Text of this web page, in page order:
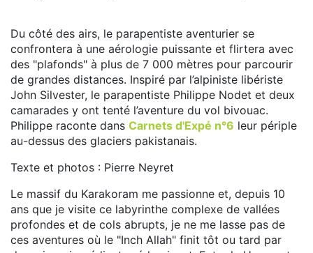
Du côté des airs, le parapentiste aventurier se
confrontera à une aérologie puissante et flirtera avec
des "plafonds" à plus de 7 000 mètres pour parcourir
de grandes distances. Inspiré par l’alpiniste libériste
John Silvester, le parapentiste Philippe Nodet et deux
camarades y ont tenté l’aventure du vol bivouac.
Philippe raconte dans Carnets d'Expé n°6 leur périple
au-dessus des glaciers pakistanais.
Texte et photos : Pierre Neyret
Le massif du Karakoram me passionne et, depuis 10
ans que je visite ce labyrinthe complexe de vallées
profondes et de cols abrupts, je ne me lasse pas de
ces aventures où le "Inch Allah" finit tôt ou tard par